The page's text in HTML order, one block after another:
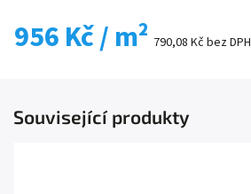
956 Kč/ m² 790,08 Kč bez DPH
Související produkty